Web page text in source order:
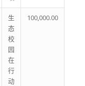
生
态
校
园
在
行
动
100,000.00